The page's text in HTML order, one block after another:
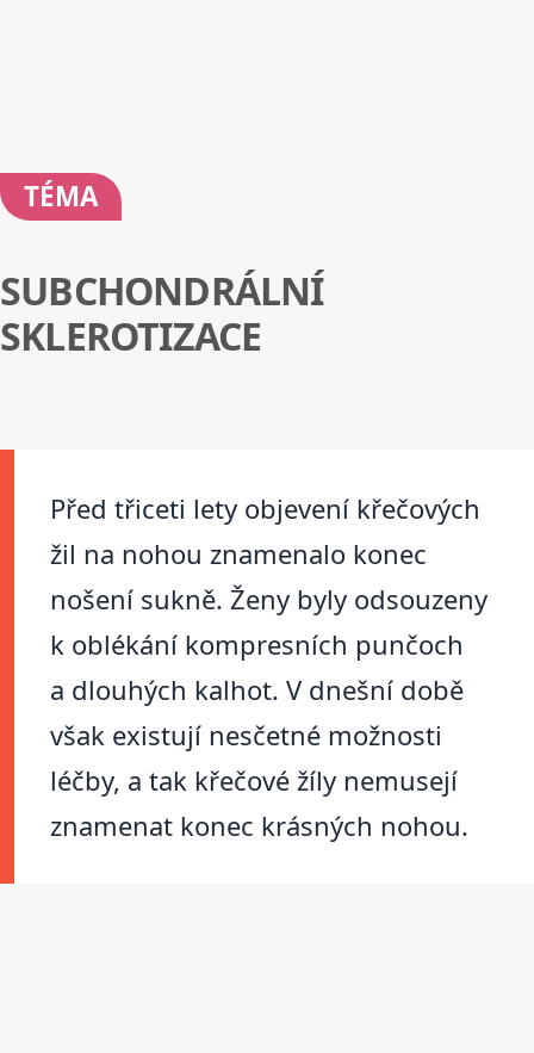
TÉMA
SUBCHONDRÁLNÍ
SKLEROTIZACE
Před třiceti lety objevení křečových
žil na nohou znamenalo konec
nošení sukně. Ženy byly odsouzeny
k oblékání kompresních punčoch
a dlouhých kalhot. V dnešní době
však existují nesčetné možnosti
léčby, a tak křečové žíly nemusejí
znamenat konec krásných nohou.